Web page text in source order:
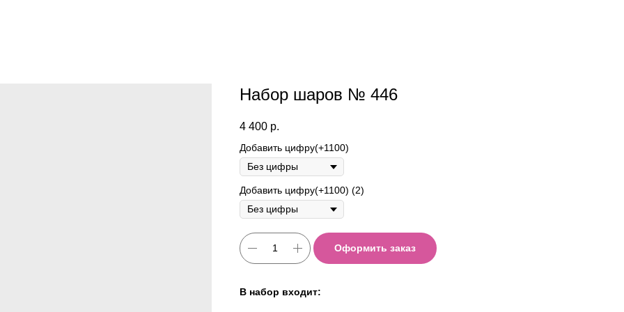
Набор шаров № 446
4 400 р.
Добавить цифру(+1100)
Добавить цифру(+1100) (2)
Оформить заказ
В набор входит: